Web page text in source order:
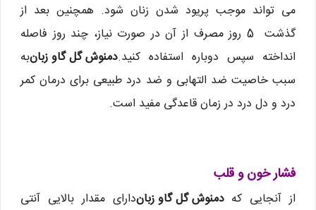
می تواند موجب پریود شدن زنان شود. همچنین بعد از
گذشت 5 روز مصرف از آن در صورت نیاز، چند روز فاصله
انداخته سپس دوباره استفاده کنید.دمنوش گل گاو زبانبه
سبب خاصیت ضد التهابی و ضد درد طبیعی برای درمان کمر
درد و دل درد در زمان قاعدگی مفید است.
فشار خون و قلب
از آنجایی کهدمنوش گل گاو زباندارای مقدار بالایی آنتی